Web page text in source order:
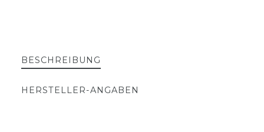
BESCHREIBUNG
HERSTELLER-ANGABEN